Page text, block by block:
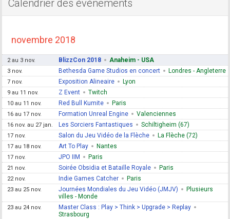
Calendrier des événements
novembre 2018
2 au 3 nov. BlizzCon 2018 Anaheim - USA
3 nov. Bethesda Game Studios en concert Londres - Angleterre
7 nov. Exposition Alineaire Lyon
9 au 11 nov. Z Event Twitch
10 au 11 nov. Red Bull Kumite Paris
16 au 17 nov. Formation Unreal Engine Valenciennes
16 nov. au 27 jan. Les Sorciers Fantastiques Schiltigheim (67)
17 nov. Salon du Jeu Vidéo de la Flèche La Flèche (72)
17 au 18 nov. Art To Play Nantes
17 nov. JPO IIM Paris
21 nov. Soirée Obsidia et Bataille Royale Paris
22 nov. Indie Games Catcher Paris
23 au 25 nov. Journées Mondiales du Jeu Vidéo (JMJV)
Plusieurs
villes - Monde
23 au 24 nov.
Master Class : Play > Think > Upgrade > Replay
Strasbourg